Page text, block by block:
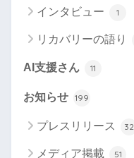
インタビュー 1
リカバリーの語り
AI支援さん 11
お知らせ 199
プレスリリース 32
メディア掲載 51